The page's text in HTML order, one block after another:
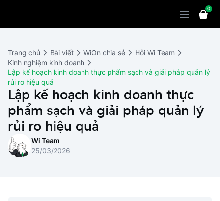
WiOn AI
WiOn Social
WiOn E-commerce
WiOn F&B
WiOn Dental
Chatbot
Marketing
CRM
Thiết kế website
Thiết bị
Bảng giá
Cùng WiOn
Báo chí
Đối tác
Wi Team
Liên hệ
0
Trang chủ Bài viết WiOn chia sẻ
Hỏi Wi Team
Kinh nghiệm kinh doanh
Lập kế hoạch kinh doanh thực phẩm sạch và giải pháp quản lý
rủi ro hiệu quả
Lập kế hoạch kinh doanh thực
phẩm sạch và giải pháp quản lý
rủi ro hiệu quả
Wi Team
25/03/2026